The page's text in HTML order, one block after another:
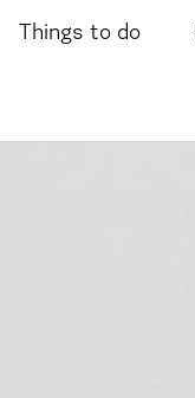
Things to do